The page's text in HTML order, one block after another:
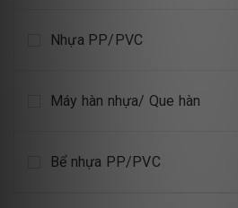
Nhựa PP/PVC
Máy hàn nhựa/ Que hàn
Bể nhựa PP/PVC